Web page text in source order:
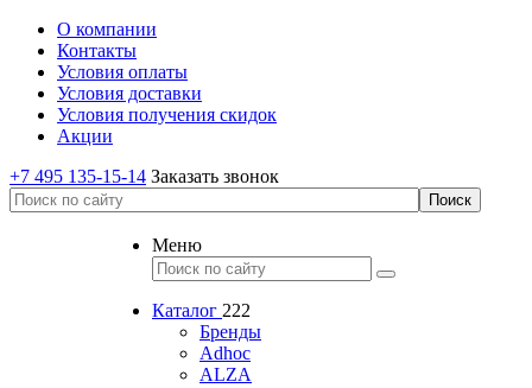
О компании
Контакты
Условия оплаты
Условия доставки
Условия получения скидок
Акции
+7 495 135-15-14 Заказать звонок
Меню
Каталог 222
Бренды
Adhoc
ALZA